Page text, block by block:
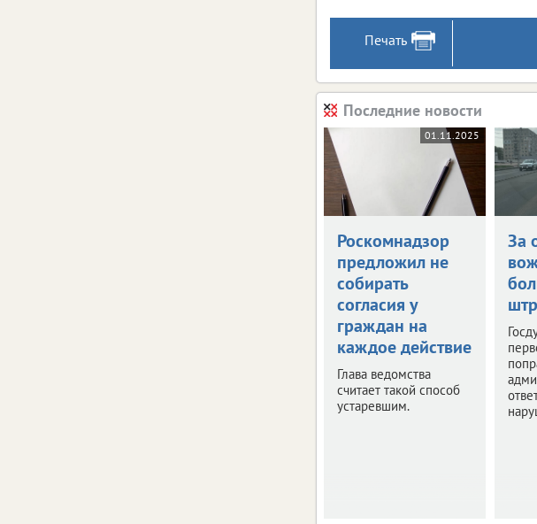
Печать
Последние новости
01.11.2025
Роскомнадзор
предложил не
собирать
согласия у
граждан на
каждое действие
Глава ведомства
считает такой способ
устаревшим.
За